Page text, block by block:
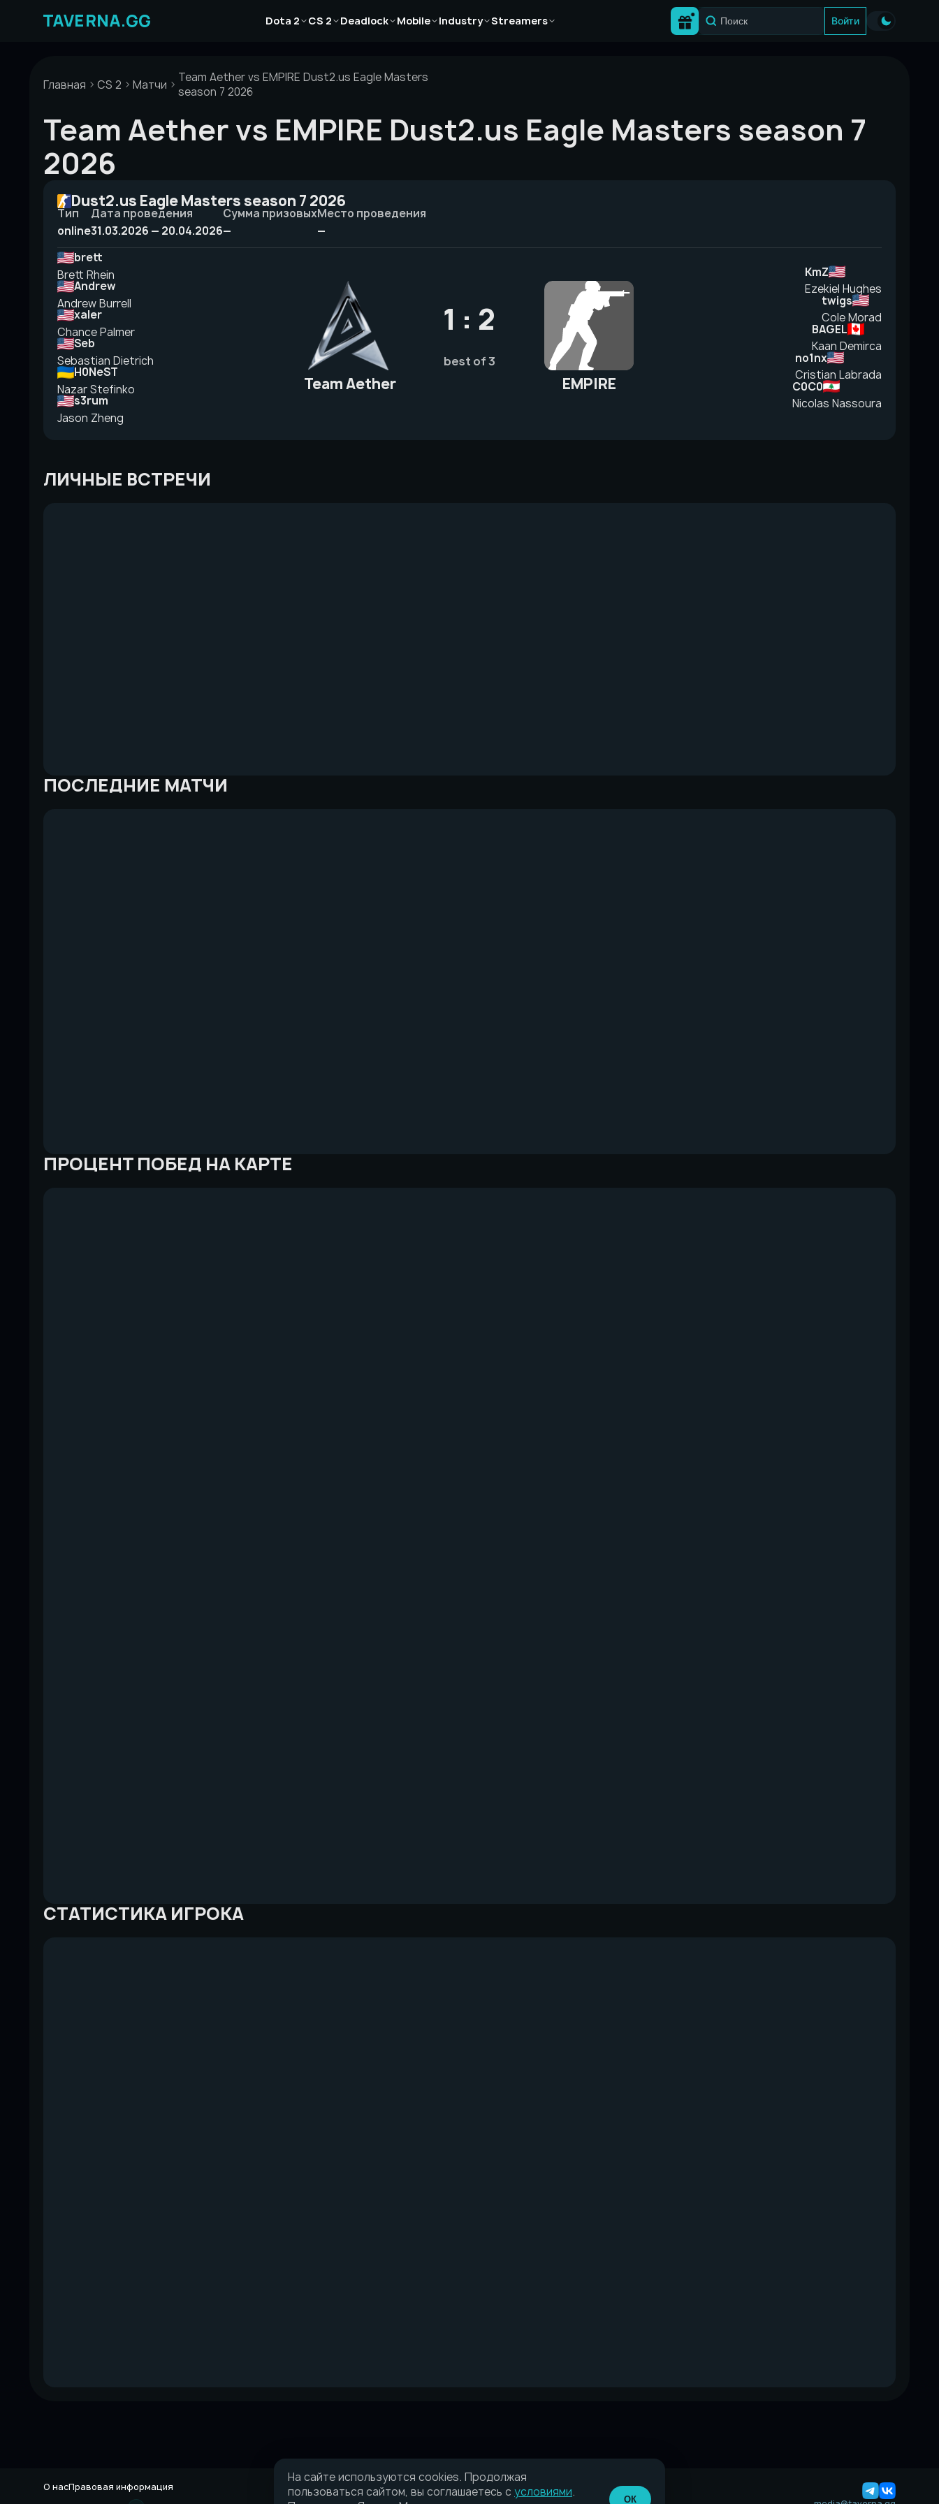
Dota 2
Статьи CS 2
СтатьиDeadlock
Статьи
Mobile
Статьи Industry
Статьи
Streamers
Статьи
Войти
Главная CS 2 Матчи
Team Aether vs EMPIRE Dust2.us Eagle Masters
season 7 2026
Team Aether vs EMPIRE Dust2.us Eagle Masters season 7
2026
Dust2.us Eagle Masters season 7 2026
Тип
online
Дата проведения
31.03.2026 — 20.04.2026
Сумма призовых
—
Место проведения
—
brett
Brett Rhein
Andrew
Andrew Burrell
xaler
Chance Palmer
Seb
Sebastian Dietrich
H0NeST
Nazar Stefinko
s3rum
Jason Zheng
Team Aether
1 : 2
best of 3
EMPIRE
KmZ
Ezekiel Hughes
twigs
Cole Morad
BAGEL
Kaan Demirca
no1nx
Cristian Labrada
C0C0
Nicolas Nassoura
ЛИЧНЫЕ ВСТРЕЧИ
ПОСЛЕДНИЕ МАТЧИ
ПРОЦЕНТ ПОБЕД НА КАРТЕ
СТАТИСТИКА ИГРОКА
О насПравовая информация
На сайте используются cookies. Продолжая
пользоваться сайтом, вы соглашаетесь с условиями.
ОК